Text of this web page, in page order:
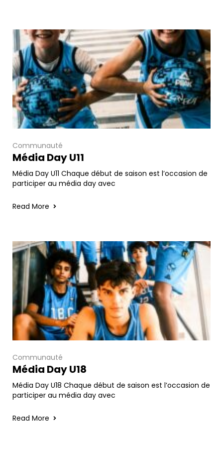
Communauté
Média Day U11
Média Day U11 Chaque début de saison est l’occasion de
participer au média day avec
Read More
Communauté
Média Day U18
Média Day U18 Chaque début de saison est l’occasion de
participer au média day avec
Read More